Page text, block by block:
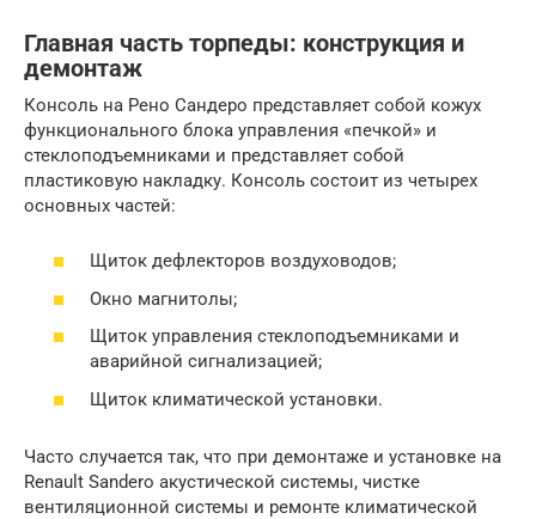
Главная часть торпеды: конструкция и
демонтаж
Консоль на Рено Сандеро представляет собой кожух
функционального блока управления «печкой» и
стеклоподъемниками и представляет собой
пластиковую накладку. Консоль состоит из четырех
основных частей:
Щиток дефлекторов воздуховодов;
Окно магнитолы;
Щиток управления стеклоподъемниками и
аварийной сигнализацией;
Щиток климатической установки.
Часто случается так, что при демонтаже и установке на
Renault Sandero акустической системы, чистке
вентиляционной системы и ремонте климатической